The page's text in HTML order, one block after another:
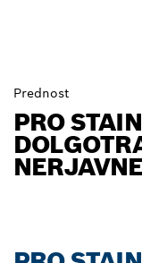
Prednost
PRO